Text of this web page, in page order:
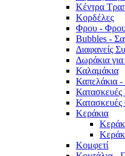
Κέντρα
Κορδέλες
Φρου - Φρου
Bubbles -
Διαφανείς
Δωράκια
Καλαμάκια
Καπελάκια
Κατασκευές
Κατασκευές
Κεράκια
Κομφετί